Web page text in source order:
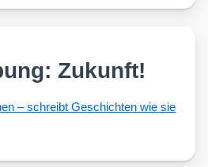
Zukunft!
– schreibt Geschich­ten wie sie